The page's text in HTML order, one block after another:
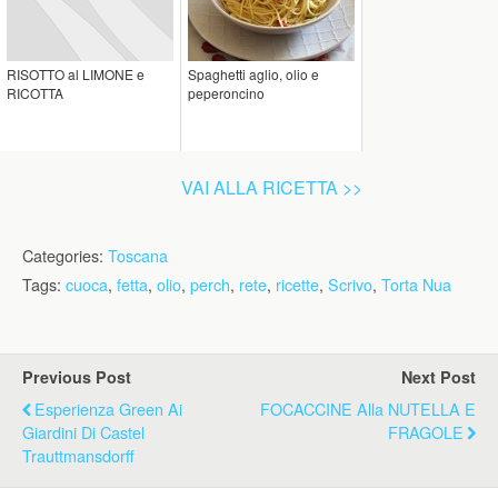
RISOTTO al LIMONE e
RICOTTA
Spaghetti aglio, olio e
peperoncino
VAI ALLA RICETTA >>
Categories: Toscana
Tags: cuoca, fetta, olio, perch, rete, ricette, Scrivo, Torta Nua
Previous Post
Esperienza Green Ai
Giardini Di Castel
Trauttmansdorff
Next Post
FOCACCINE Alla NUTELLA E
FRAGOLE